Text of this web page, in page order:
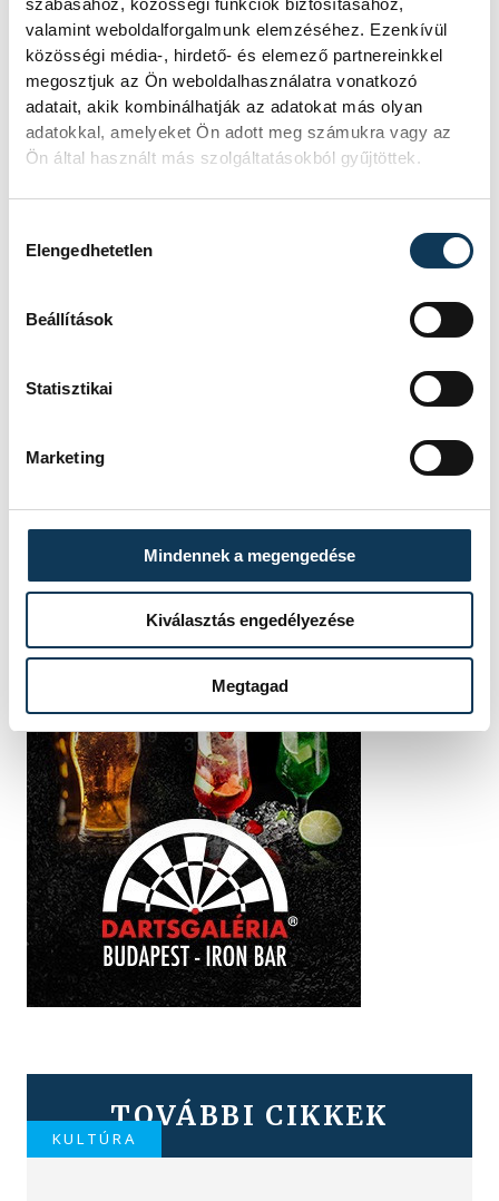
szabásához, közösségi funkciók biztosításához,
valamint weboldalforgalmunk elemzéséhez. Ezenkívül
közösségi média-, hirdető- és elemező partnereinkkel
megosztjuk az Ön weboldalhasználatra vonatkozó
adatait, akik kombinálhatják az adatokat más olyan
adatokkal, amelyeket Ön adott meg számukra vagy az
Ön által használt más szolgáltatásokból gyűjtöttek.
Elengedhetetlen
Beállítások
Statisztikai
Marketing
Mindennek a megengedése
Kiválasztás engedélyezése
Megtagad
SZERZŐ
Schöngrundtner
Tamás
FOTÓS
Domján
Attila
TOVÁBBI CIKKEK
KULTÚRA